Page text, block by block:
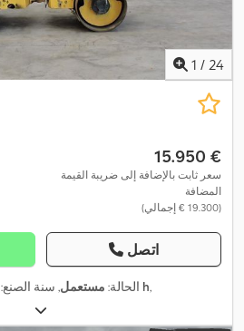
1 / 24
‏15.950 €
سعر ثابت بالإضافة إلى ضريبة القيمة
المضافة
(‏19.300 € إجمالي)
اتصل
الحالة: مستعمل, سنة الصنع: 750 h,